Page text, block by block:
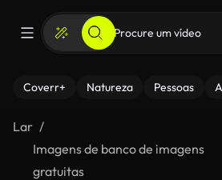
Coverr+ Natureza Pessoas
Lar
Imagens de banco de imagens
gratuitas